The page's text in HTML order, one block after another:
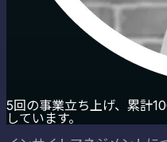
5回の事業立ち上げ、累計
しています。